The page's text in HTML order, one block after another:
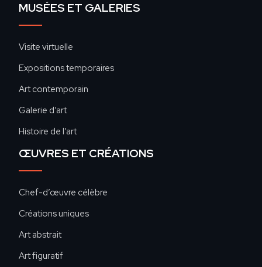
MUSÉES ET GALERIES
Visite virtuelle
Expositions temporaires
Art contemporain
Galerie d’art
Histoire de l’art
ŒUVRES ET CRÉATIONS
Chef-d’œuvre célèbre
Créations uniques
Art abstrait
Art figuratif